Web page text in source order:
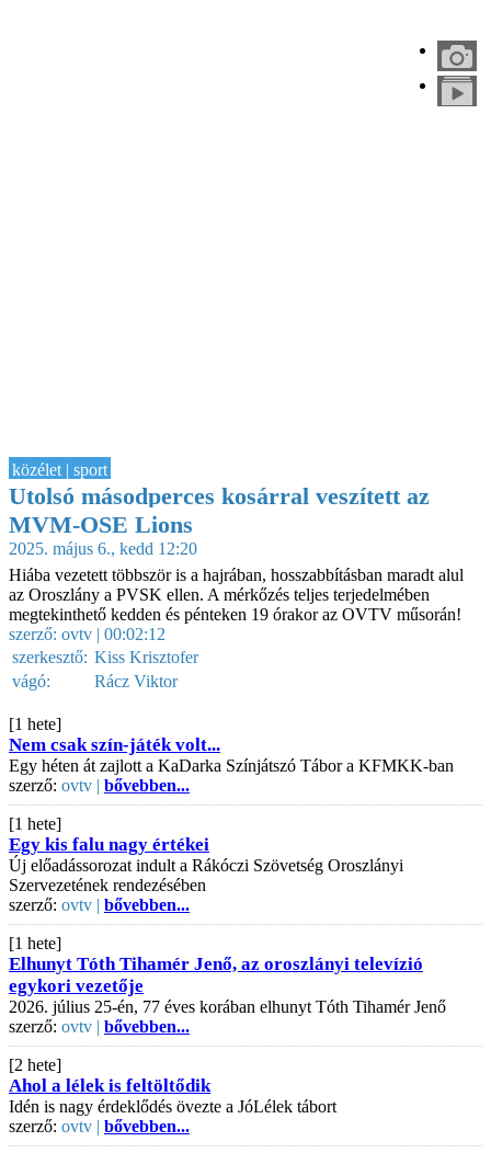
közélet | sport
Utolsó másodperces kosárral veszített az
MVM-OSE Lions
2025. május 6., kedd 12:20
Hiába vezetett többször is a hajrában, hosszabbításban maradt alul
az Oroszlány a PVSK ellen. A mérkőzés teljes terjedelmében
megtekinthető kedden és pénteken 19 órakor az OVTV műsorán!
szerző: ovtv | 00:02:12
szerkesztő: Kiss Krisztofer
vágó:
Rácz Viktor
[1 hete]
Nem csak szín-játék volt...
Egy héten át zajlott a KaDarka Színjátszó Tábor a KFMKK-ban
szerző: ovtv | bővebben...
[1 hete]
Egy kis falu nagy értékei
Új előadássorozat indult a Rákóczi Szövetség Oroszlányi
Szervezetének rendezésében
szerző: ovtv | bővebben...
[1 hete]
Elhunyt Tóth Tihamér Jenő, az oroszlányi televízió
egykori vezetője
2026. július 25-én, 77 éves korában elhunyt Tóth Tihamér Jenő
szerző: ovtv | bővebben...
[2 hete]
Ahol a lélek is feltöltődik
Idén is nagy érdeklődés övezte a JóLélek tábort
szerző: ovtv | bővebben...